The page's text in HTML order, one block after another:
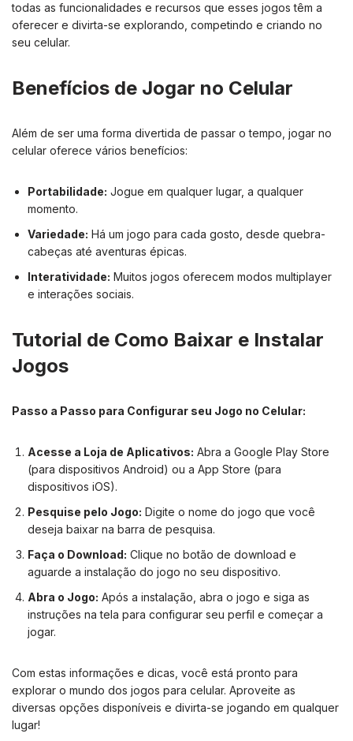
todas as funcionalidades e recursos que esses jogos têm a
oferecer e divirta-se explorando, competindo e criando no
seu celular.
Benefícios de Jogar no Celular
Além de ser uma forma divertida de passar o tempo, jogar no
celular oferece vários benefícios:
Portabilidade: Jogue em qualquer lugar, a qualquer
momento.
Variedade: Há um jogo para cada gosto, desde quebra-
cabeças até aventuras épicas.
Interatividade: Muitos jogos oferecem modos multiplayer
e interações sociais.
Tutorial de Como Baixar e Instalar
Jogos
Passo a Passo para Configurar seu Jogo no Celular:
Acesse a Loja de Aplicativos: Abra a Google Play Store
(para dispositivos Android) ou a App Store (para
dispositivos iOS).
Pesquise pelo Jogo: Digite o nome do jogo que você
deseja baixar na barra de pesquisa.
Faça o Download: Clique no botão de download e
aguarde a instalação do jogo no seu dispositivo.
Abra o Jogo: Após a instalação, abra o jogo e siga as
instruções na tela para configurar seu perfil e começar a
jogar.
Com estas informações e dicas, você está pronto para
explorar o mundo dos jogos para celular. Aproveite as
diversas opções disponíveis e divirta-se jogando em qualquer
lugar!